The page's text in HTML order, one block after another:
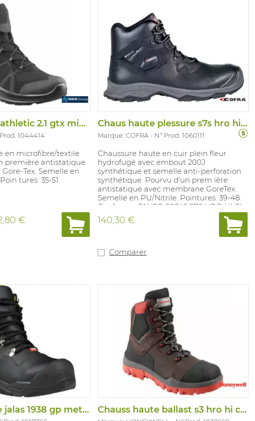
Chaus haute athletic 2.1 gtx mid o2 hro
1044414
en microfibre/textile
première antistatique
Tex. Semelle en
tures: 35-51.
€
Chaus haute plessure s7s hro hi ci fo lg
Marque: COFRA N° Prod. 1060111
Chaussure haute en cuir plein fleur
hydrofugé avec embout 200J
synthétique et semelle anti-perforation
synthétique. Pourvu d'un prem ière
antistatique avec membrane GoreTex.
Semelle en PU/Nitrile. Pointures: 39-48.
Conforme: EN ISO 20345 S7S HRO HI CI
FO LG SC SR
140,30 €
Comparer
Chauss haute jalas 1938 gp meta s3 m hro Chauss haute ballast s3 hro hi ci src